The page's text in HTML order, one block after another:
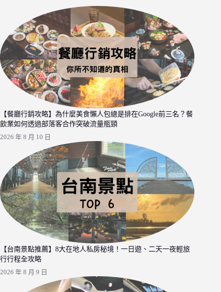
【餐廳行銷攻略】為什麼美食懶人包總是排在Google前三名？餐
飲業如何透過部落客合作突破流量瓶頸
2026 年 8 月 10 日
【台南景點推薦】8大在地人私房秘境！一日遊、二天一夜輕旅
行行程全攻略
2026 年 8 月 9 日